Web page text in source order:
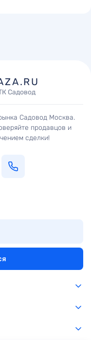
Садовод
Садовод Москва.
продавцов и
сделки!